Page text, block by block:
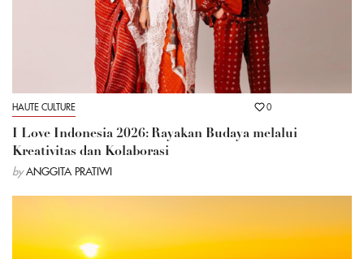
HAUTE CULTURE 0
I Love Indonesia 2026: Rayakan Budaya melalui
Kreativitas dan Kolaborasi
by ANGGITA PRATIWI